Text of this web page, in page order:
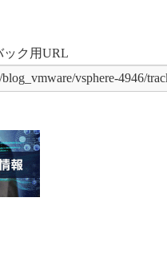
ック用URL